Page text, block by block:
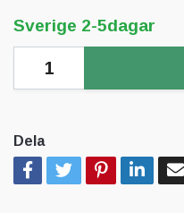
Sverige 2-5dagar
Dela